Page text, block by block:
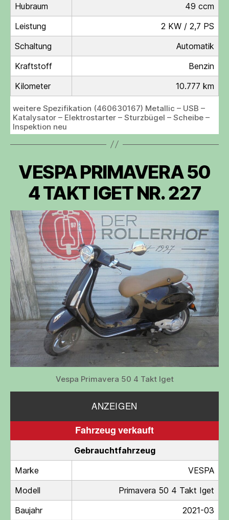
Hubraum
49 ccm
Leistung
2 KW / 2,7 PS
Schaltung
Automatik
Kraftstoff
Benzin
Kilometer
10.777 km
weitere Spezifikation (460630167) Metallic – USB –
Katalysator – Elektrostarter – Sturzbügel – Scheibe –
Inspektion neu
VESPA PRIMAVERA 50
4 TAKT IGET NR. 227
Vespa Primavera 50 4 Takt Iget
ANZEIGEN
Fahrzeug verkauft
Gebrauchtfahrzeug
Marke
VESPA
Modell
Primavera 50 4 Takt Iget
Baujahr
2021-03